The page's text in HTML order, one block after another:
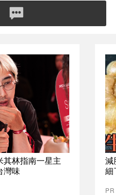
其林指南一星主
灣味
減
細